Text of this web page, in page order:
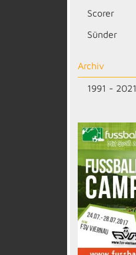
Scorer
Sünder
Archiv
1991 - 2021